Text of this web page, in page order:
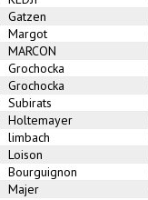
Gatzen
Margot
MARCON
Grochocka
Grochocka
Subirats
Holtemayer
limbach
Loison
Bourguignon
Majer